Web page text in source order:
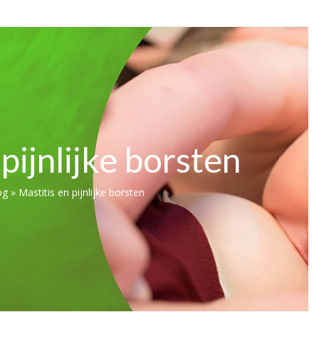
borsten
» Mastitis en pijnlijke borsten